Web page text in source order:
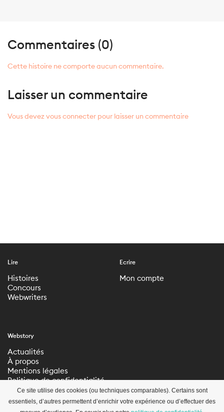
Commentaires (0)
Cette histoire ne comporte aucun commentaire.
Laisser un commentaire
Vous devez vous connecter pour laisser un commentaire
Lire
Histoires
Concours
Webwriters
Ecrire
Mon compte
Webstory
Actualités
À propos
Mentions légales
Politique de confidentialité
Paramètres de
confidentialité
Ce site utilise des cookies (ou techniques comparables). Certains sont
essentiels, d’autres permettent d’enrichir votre expérience ou d’effectuer des